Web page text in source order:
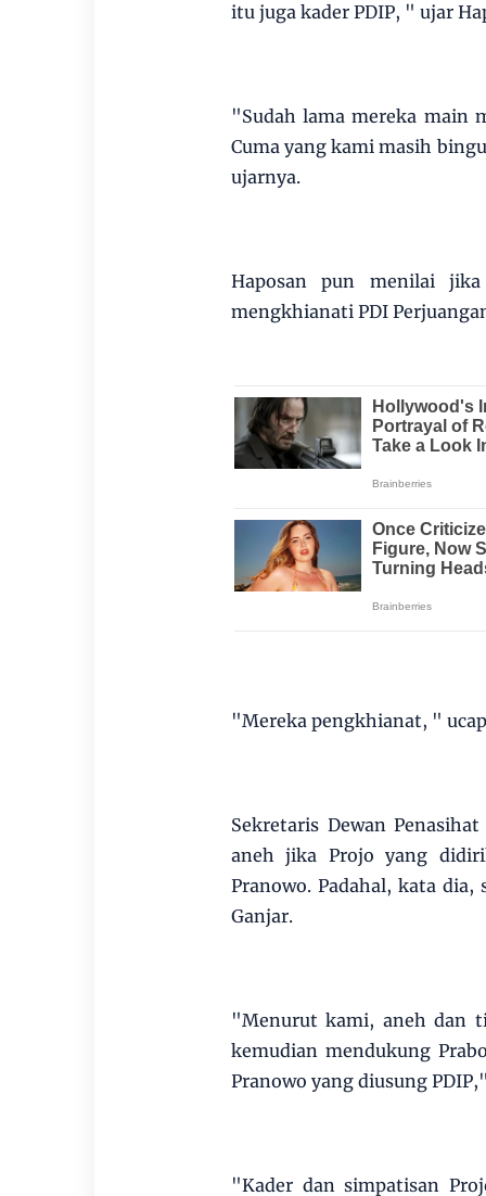
itu juga kader PDIP, " ujar
"Sudah lama mereka main
Cuma yang kami masih
ujarnya.
Haposan pun menilai
mengkhianati PDI
"Mereka pengkhianat, "
Sekretaris Dewan
aneh jika Projo yang
Pranowo. Padahal, kata dia,
Ganjar.
"Menurut kami, aneh dan
kemudian mendukung
Pranowo yang diusung
"Kader dan simpatisan